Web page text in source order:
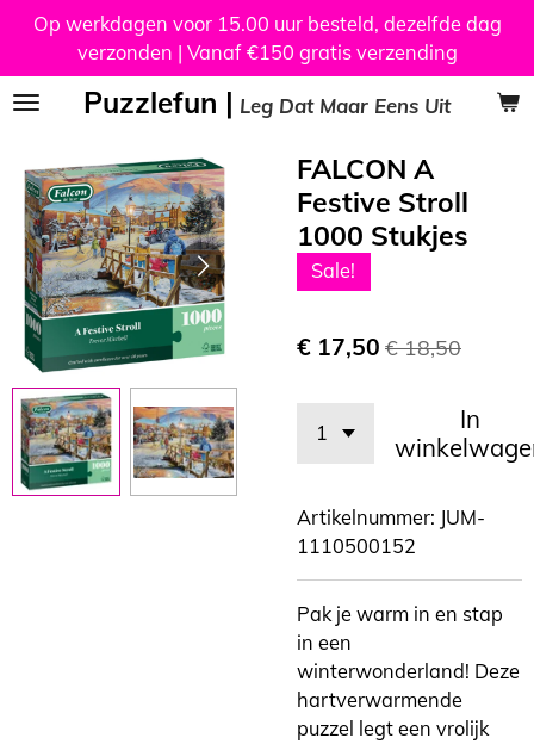
Ga
naar
de
Puzzlefun | Leg Dat Maar Eens Uit
Op werkdagen voor 15.00 uur besteld, dezelfde dag
verzonden | Vanaf €150 gratis verzending
FALCON A
Festive Stroll
1000 Stukjes
Sale!
€ 17,50 € 18,50
In
Artikelnummer: JUM-
1110500152
Pak je warm in en stap
in een
winterwonderland! Deze
hartverwarmende
puzzel legt een vrolijk